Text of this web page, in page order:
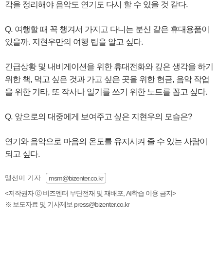
각을 정리해야 음악도 연기도 다시 할 수 있을 것 같다.
Q. 여행할 때 꼭 챙겨서 가지고 다니는 분신 같은 휴대용품이
있을까. 지현우만의 여행 팁을 알고 싶다.
긴급상황 및 내비게이션을 위한 휴대전화와 깊은 생각을 하기
위한 책, 먹고 싶은 것과 가고 싶은 곳을 위한 현금, 음악 작업
을 위한 기타, 또 작사나 일기를 쓰기 위한 노트를 꼽고 싶다.
Q. 앞으로의 대중에게 보여주고 싶은 지현우의 모습은?
연기와 음악으로 마음의 온도를 유지시켜 줄 수 있는 사람이
되고 싶다.
맹선미 기자
msm@bizenter.co.kr
<저작권자 ⓒ 비즈엔터 무단전재 및 재배포, AI학습 이용 금지>
※ 보도자료 및 기사제보 press@bizenter.co.kr